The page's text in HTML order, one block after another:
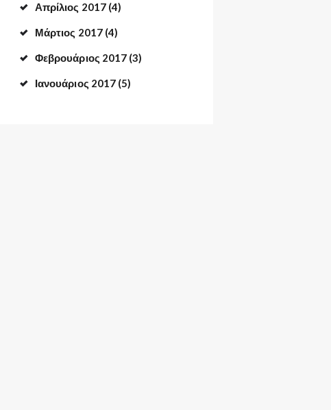
Απρίλιος 2017(4)
Μάρτιος 2017(4)
Φεβρουάριος 2017 (3)
Ιανουάριος 2017 (5)